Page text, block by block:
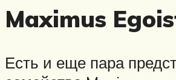
Maximus
Есть и еще пара